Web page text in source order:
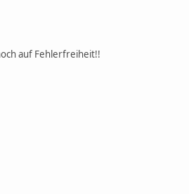
auf Fehlerfreiheit!!